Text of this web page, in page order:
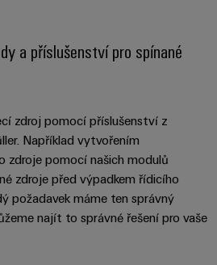
a příslušenství pro spínané
zdroj pomocí příslušenství z
Například vytvořením
zdroje pomocí našich modulů
zdroje před výpadkem řídicího
požadavek máme ten správný
najít to správné řešení pro vaše